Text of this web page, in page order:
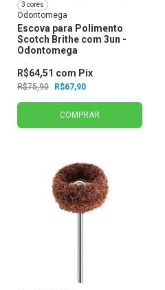
3 cores
Odontomega
Escova para Polimento
Scotch Brithe com 3un -
Odontomega
R$75,90 R$67,90
R$64,51 com Pix
COMPRAR